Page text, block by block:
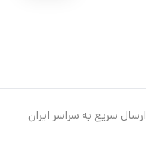
ارسال سریع به سراسر ایران